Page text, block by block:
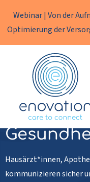
Webinar | Von der
Optimierung der
Enovation
Primäre
Hausärzt*innen,
kommunizieren sicher